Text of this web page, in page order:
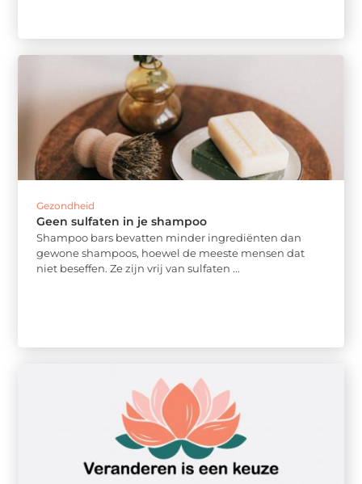
Gezondheid
Geen sulfaten in je shampoo
Shampoo bars bevatten minder ingrediënten dan
gewone shampoos, hoewel de meeste mensen dat
niet beseffen. Ze zijn vrij van sulfaten ...